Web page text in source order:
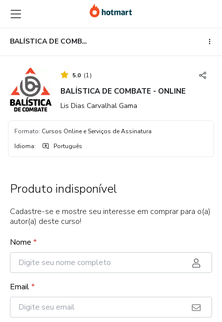
para
o
conteúdo
principal
para
o
pagamento
para
o
rodapé
BALÍSTICA DE COMBATE - ONLINE
5.0 (1)
BALÍSTICA DE COMBATE - ONLINE
Lis Dias Carvalhal Gama
Formato: Cursos Online e Serviços de Assinatura
Idioma: Português
Produto indisponível
Cadastre-se e mostre seu interesse em comprar para o(a)
autor(a) deste curso!
Nome *
Email*